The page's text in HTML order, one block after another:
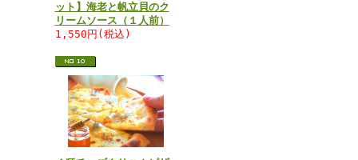
ット】海老と帆立貝のク
リームソース（１人前）
1,550円(税込)